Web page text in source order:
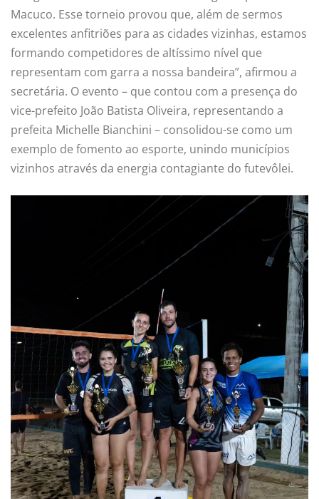
Macuco. Esse torneio provou que, além de sermos
excelentes anfitriões para as cidades vizinhas, estamos
formando competidores de altíssimo nível que
representam com garra a nossa bandeira”, afirmou a
secretária. O evento – que contou com a presença do
vice-prefeito João Batista Oliveira, representando a
prefeita Michelle Bianchini – consolidou-se como um
exemplo de fomento ao esporte, unindo municípios
vizinhos através da energia contagiante do futevôlei.